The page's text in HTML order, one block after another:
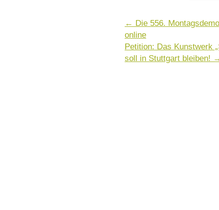
← Die 556.
online
Petition: Das Kunstwerk
soll in Stuttgart bleiben!